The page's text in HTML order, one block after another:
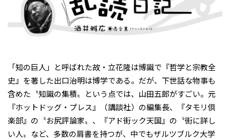
「知の巨人」と呼ばれた故・立花隆は博識で『哲学と宗教全
史』を著した出口治明は博学である。だが、下世話な物事も
含めた〝知識の集積〟という点では、山田五郎がすごい。元
『ホットドッグ・プレス』（講談社）の編集長、『タモリ倶
楽部』の〝お尻評論家〟、『アド街ック天国』の〝街に詳し
い人〟など、多数の肩書を持つが、中でもザルツブルク大学